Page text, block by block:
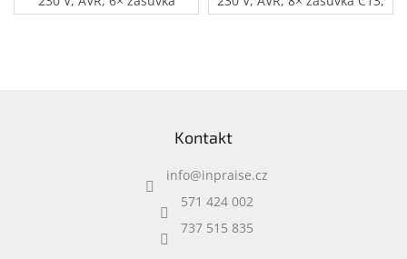
French, zajistí napájení při
zajistí napájení při výpadku
Kontakt
info@inpraise.cz
571 424 002
737 515 835